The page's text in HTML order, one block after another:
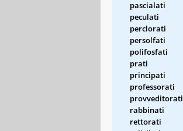
pascialati
peculati
perclorati
persolfati
polifosfati
prati
principati
professorati
provveditorati
rabbinati
rettorati